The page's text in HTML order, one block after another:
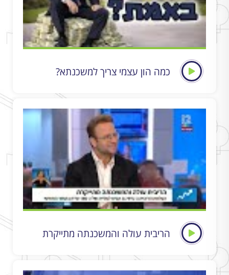
כמה הון עצמי צריך למשכנתא?
הריבית עולה והמשכנתה מתייקרת